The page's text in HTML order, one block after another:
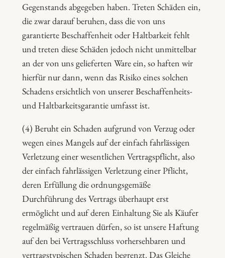
Gegenstands abgegeben haben. Treten Schäden ein,
die zwar darauf beruhen, dass die von uns
garantierte Beschaffenheit oder Haltbarkeit fehlt
und treten diese Schäden jedoch nicht unmittelbar
an der von uns gelieferten Ware ein, so haften wir
hierfür nur dann, wenn das Risiko eines solchen
Schadens ersichtlich von unserer Beschaffenheits-
und Haltbarkeitsgarantie umfasst ist.
(4) Beruht ein Schaden aufgrund von Verzug oder
wegen eines Mangels auf der einfach fahrlässigen
Verletzung einer wesentlichen Vertragspflicht, also
der einfach fahrlässigen Verletzung einer Pflicht,
deren Erfüllung die ordnungsgemäße
Durchführung des Vertrags überhaupt erst
ermöglicht und auf deren Einhaltung Sie als Käufer
regelmäßig vertrauen dürfen, so ist unsere Haftung
auf den bei Vertragsschluss vorhersehbaren und
vertragstypischen Schaden begrenzt. Das Gleiche